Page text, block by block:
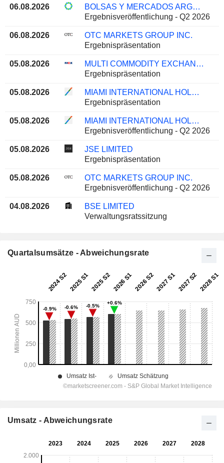
06.08.2026
BOLSAS Y MERCADOS ARGENTINOS S.A.
Ergebnisveröffentlichung - Q2 2026
06.08.2026
OTC MARKETS GROUP INC.
Ergebnispräsentation
05.08.2026
MULTI COMMODITY EXCHANGE OF INDIA LIMITED
Ergebnispräsentation
05.08.2026
MIAMI INTERNATIONAL HOLDINGS, INC.
Ergebnispräsentation
05.08.2026
MIAMI INTERNATIONAL HOLDINGS, INC.
Ergebnisveröffentlichung - Q2 2026
05.08.2026
JSE LIMITED
Ergebnispräsentation
05.08.2026
OTC MARKETS GROUP INC.
Ergebnisveröffentlichung - Q2 2026
04.08.2026
BSE LIMITED
Verwaltungsratssitzung
Quartalsumsätze - Abweichungsrate
Umsatz - Abweichungsrate